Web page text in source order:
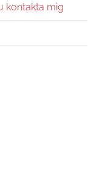
kontakta mig